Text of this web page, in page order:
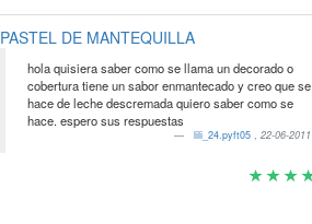
PASTEL DE MANTEQUILLA
hola quisiera saber como se llama un decorado o
cobertura tiene un sabor enmantecado y creo que se
hace de leche descremada quiero saber como se
hace. espero sus respuestas
lili_24.pyft05,22-06-2011